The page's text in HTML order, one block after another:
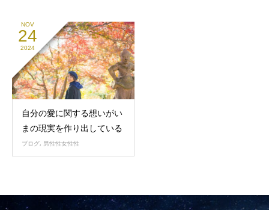
NOV
24
2024
自分の愛に関する想いがい
まの現実を作り出している
ブログ, 男性性女性性